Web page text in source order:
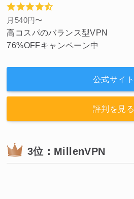
月540円〜
高コスパのバランス型VPN
76%OFFキャンペーン中
公式サイト
評判を見る
3位：MillenVPN